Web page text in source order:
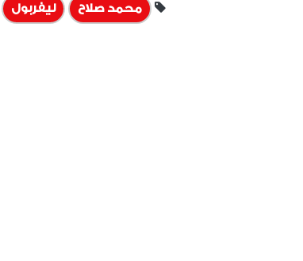
محمد صلاح ليفربول